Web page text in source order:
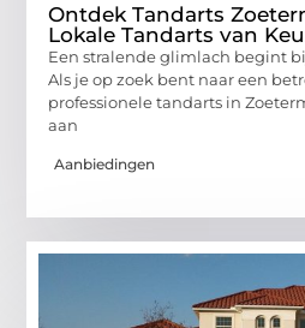
Ontdek Tandarts
Lokale Tandarts van
Een stralende glimlach begint
Als je op zoek bent naar een
professionele tandarts in
aan
Aanbiedingen